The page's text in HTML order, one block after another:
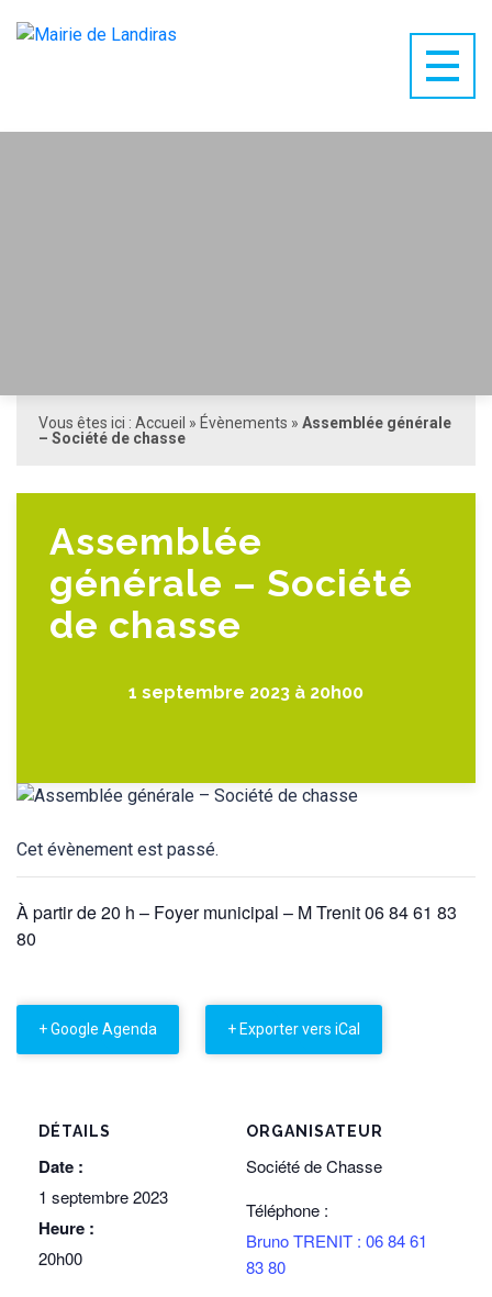
Vous êtes ici : Accueil » Évènements » Assemblée générale
– Société de chasse
Assemblée
générale – Société
de chasse
1 septembre 2023 à 20h00
Cet évènement est passé.
À partir de 20 h – Foyer municipal – M Trenit 06 84 61 83
80
+ Google Agenda + Exporter vers iCal
DÉTAILS
Date :
1 septembre 2023
Heure :
20h00
ORGANISATEUR
Société de Chasse
Téléphone :
Bruno TRENIT : 06 84 61
83 80